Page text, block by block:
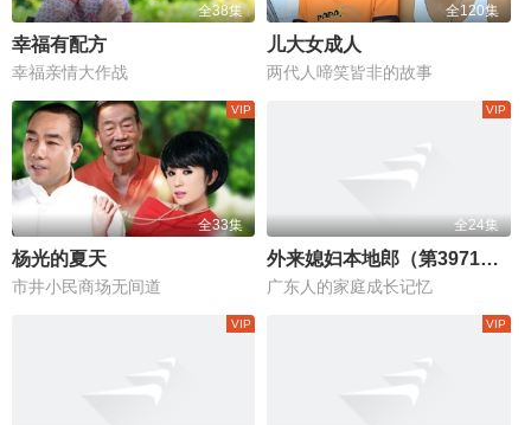
全38集
幸福有配方
幸福亲情大作战
全120集
儿大女成人
两代人啼笑皆非的故事
全33集
杨光的夏天
市井小民商场无间道
全24集
外来媳妇本地郎（第3971集-3994集）
广东人的家庭成长记忆